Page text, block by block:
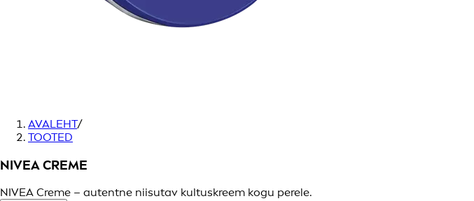
AVALEHT/
TOOTED
NIVEA CREME
NIVEA Creme – autentne niisutav kultuskreem kogu perele.